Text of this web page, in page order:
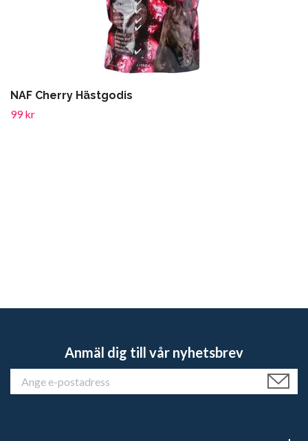
NAF Cherry Hästgodis
99 kr
Anmäl dig till vår nyhetsbrev